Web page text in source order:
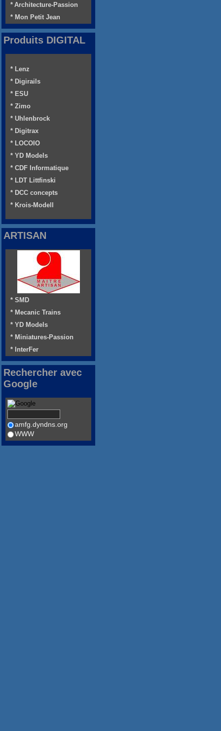
* Architecture-Passion
* Mon Petit Jean
Produits DIGITAL
* Lenz
* Digirails
* ESU
* Zimo
* Uhlenbrock
* Digitrax
* LOCOIO
* YD Models
* CDF Informatique
* LDT Littfinski
* DCC concepts
* Krois-Modell
ARTISAN
* SMD
* Mecanic Trains
* YD Models
* Miniatures-Passion
* InterFer
Rechercher avec
Google
amfg.dyndns.org
WWW